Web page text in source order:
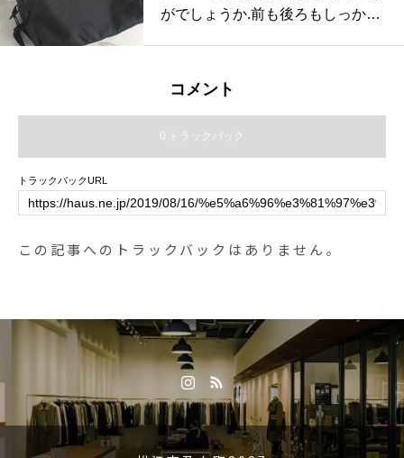
がでしょうか︎.前も後ろもしっかり
さに余裕がありしまいやすくでき
ンタインデー#mabu #傘 #折りた
たみ傘#ギフト #プレゼント #贈り
コメント
0 トラックバック
トラックバックURL
この記事へのトラックバックはありません。